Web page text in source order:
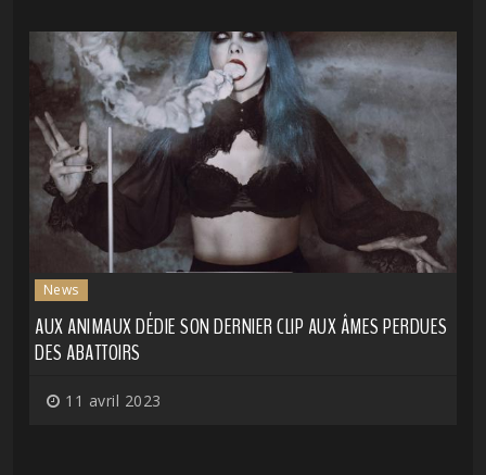
News
AUX ANIMAUX DÉDIE SON DERNIER CLIP AUX ÂMES PERDUES
DES ABATTOIRS
11 avril 2023